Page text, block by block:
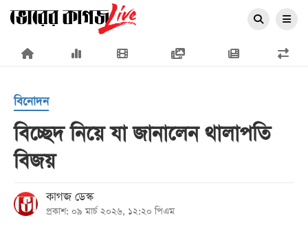
×
প্রচ্ছদ
জাতীয়
রাজনীতি
বিনোদন
বিচ্ছেদ নিয়ে যা জানালেন থালাপতি
বিজয়
কাগজ ডেস্ক
প্রকাশ: ০৯ মার্চ ২০২৬, ১২:২০ পিএম